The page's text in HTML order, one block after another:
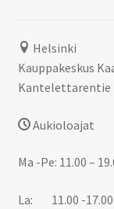
Helsinki
Kauppakeskus
Kantelettarentie
Aukioloajat
Ma -Pe: 11.00 –
La: 11.00 -17.00